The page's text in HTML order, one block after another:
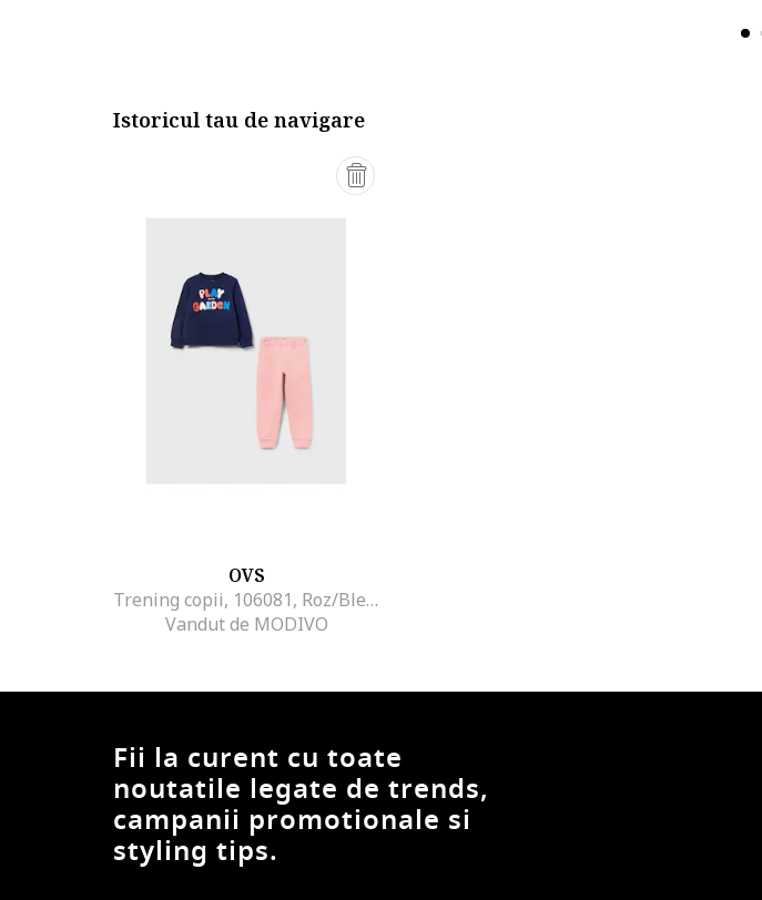
Istoricul tau de navigare
OVS
Trening copii, 106081, Roz/Bleumarin, Bumbac
Vandut de MODIVO
Fii la curent cu toate
noutatile legate de trends,
campanii promotionale si
styling tips.